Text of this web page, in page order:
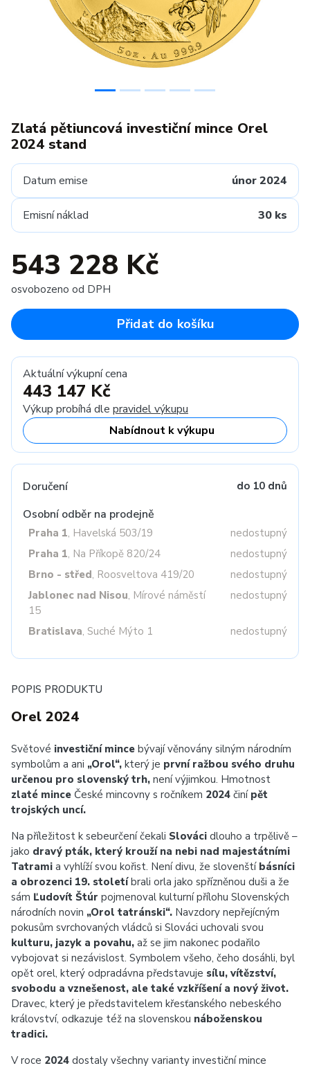
Zlatá pětiuncová investiční mince Orel
2024 stand
Datum emise únor 2024
Emisní náklad 30 ks
543 228 Kč
osvobozeno od DPH
Přidat do košíku
Aktuální výkupní cena
443 147 Kč
Výkup probíhá dle pravidel výkupu
Nabídnout k výkupu
Doručení do 10 dnů
Osobní odběr na prodejně
Praha 1, Havelská 503/19
nedostupný
Praha 1, Na Příkopě 820/24
nedostupný
Brno - střed, Roosveltova 419/20
nedostupný
Jablonec nad Nisou, Mírové náměstí
15
nedostupný
Bratislava, Suché Mýto 1 nedostupný
POPIS PRODUKTU
Orel 2024
Světové investiční mince bývají věnovány silným národním
symbolům a ani „Orol“, který je první ražbou svého druhu
určenou pro slovenský trh, není výjimkou. Hmotnost
zlaté mince České mincovny s ročníkem 2024 činí pět
trojských uncí.
Na příležitost k sebeurčení čekali Slováci dlouho a trpělivě –
jako dravý pták, který krouží na nebi nad majestátními
Tatrami a vyhlíží svou kořist. Není divu, že slovenští básníci
a obrozenci 19. stoletíbrali orla jako spřízněnou duši a že
sám Ľudovít Štúr pojmenoval kulturní přílohu Slovenských
národních novin „Orol tatránski“. Navzdory nepřejícným
pokusům svrchovaných vládců si Slováci uchovali svou
kulturu, jazyk a povahu, až se jim nakonec podařilo
vybojovat si nezávislost. Symbolem všeho, čeho dosáhli, byl
opět orel, který odpradávna představuje sílu, vítězství,
svobodu a vznešenost, ale také vzkříšení a nový život.
Dravec, který je představitelem křesťanského nebeského
království, odkazuje též na slovenskou náboženskou
tradici.
V roce 2024 dostaly všechny varianty investiční mince